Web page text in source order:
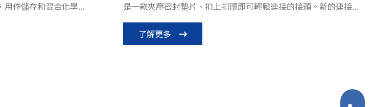
作儲存和混合化學... 是一款夾壓密封墊片、扣上扣環即可輕鬆連接的接頭。新的連接...
了解更多